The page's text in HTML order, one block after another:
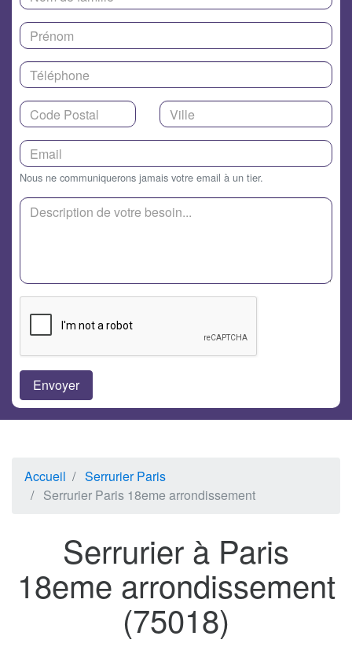
Nous ne communiquerons jamais votre email à un tier.
Accueil
Serrurier Paris
Serrurier Paris 18eme arrondissement
Serrurier à Paris
18eme arrondissement
(75018)